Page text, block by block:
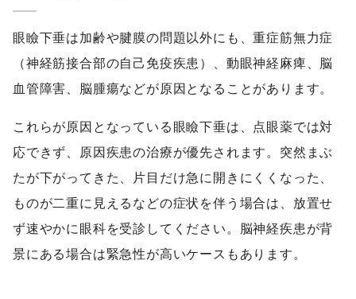
眼瞼下垂は加齢や腱膜の問題以外にも、重症筋無力症
（神経筋接合部の自己免疫疾患）、動眼神経麻痺、脳
血管障害、脳腫瘍などが原因となることがあります。
これらが原因となっている眼瞼下垂は、点眼薬では対
応できず、原因疾患の治療が優先されます。突然まぶ
たが下がってきた、片目だけ急に開きにくくなった、
ものが二重に見えるなどの症状を伴う場合は、放置せ
ず速やかに眼科を受診してください。脳神経疾患が背
景にある場合は緊急性が高いケースもあります。